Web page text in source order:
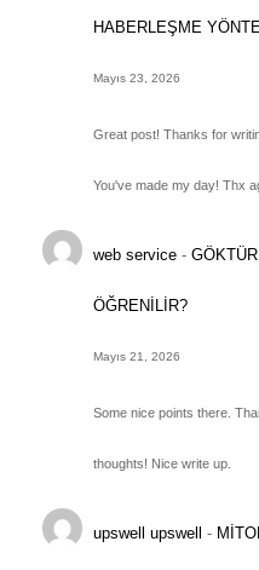
HABERLEŞME
Mayıs 23, 2026
Great post! Thanks for
You've made my day! Thx
web service -
ÖĞRENİLİR?
Mayıs 21, 2026
Some nice points there.
thoughts! Nice write up.
upswell upswell -